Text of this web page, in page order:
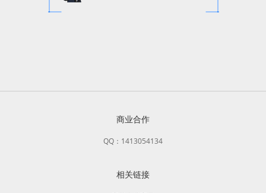
商业合作
QQ：1413054134
相关链接